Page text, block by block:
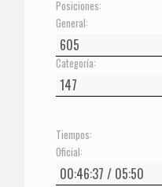
Posiciones:
General:
Categoría:
Tiempos:
Oficial: